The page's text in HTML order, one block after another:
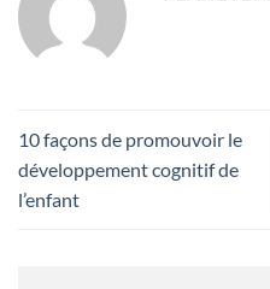
10 façons de promouvoir le
développement cognitif de
l’enfant